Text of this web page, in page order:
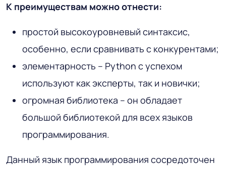
К преимуществам можно отнести:
простой высокоуровневый синтаксис,
особенно, если сравнивать с конкурентами;
элементарность – Python с успехом
используют как эксперты, так и новички;
огромная библиотека – он обладает
большой библиотекой для всех языков
программирования.
Данный язык программирования сосредоточен